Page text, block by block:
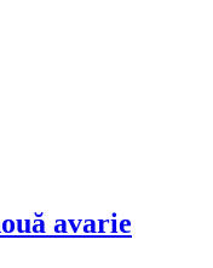
avarie